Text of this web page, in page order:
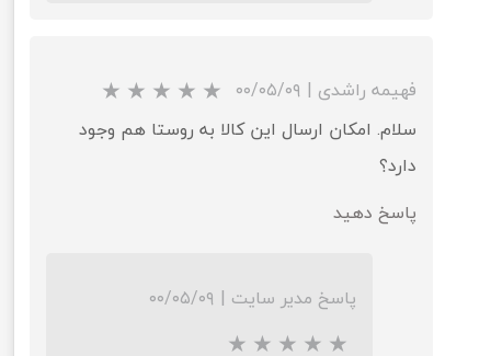
فهیمه راشدی | ۰۰/۰۵/۰۹
سلام. امکان ارسال این کالا به روستا هم وجود
دارد؟
پاسخ دهید
پاسخ مدیر سایت | ۰۰/۰۵/۰۹